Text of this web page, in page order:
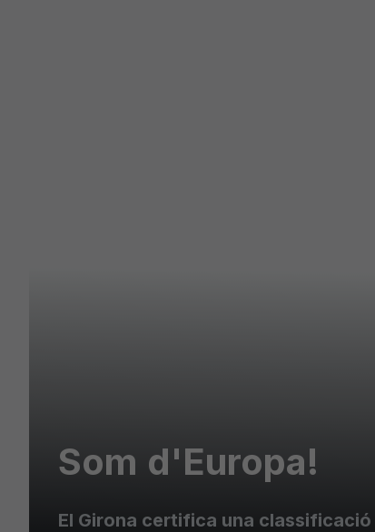
Som d'Europa!
El Girona certifica una